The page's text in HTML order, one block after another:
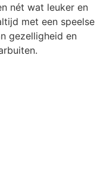
nét wat leuker en
met een speelse
gezelligheid en